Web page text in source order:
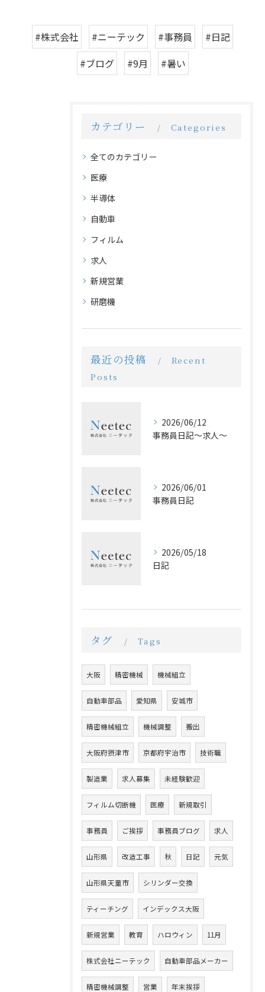
#株式会社 #ニーテック #事務員
#日記
#ブログ
#9月 #暑い
カテゴリー Categories
全てのカテゴリー
医療
半導体
自動車
フィルム
求人
新規営業
研磨機
最近の投稿
Recent
Posts
2026/06/12
事務員日記〜求人〜
2026/06/01
事務員日記
2026/05/18
日記
タグ Tags
大阪 精密機械 機械組立
自動車部品 愛知県 安城市
精密機械組立 機械調整 搬出
大阪府摂津市 京都府宇治市 技術職
製造業 求人募集 未経験歓迎
フィルム切断機 医療 新規取引
事務員 ご挨拶 事務員ブログ 求人
山形県 改造工事 秋 日記 元気
山形県天童市 シリンダー交換
ティーチング インデックス大阪
新規営業 教育 ハロウィン 11月
株式会社ニーテック 自動車部品メーカー
精密機械調整 営業 年末挨拶